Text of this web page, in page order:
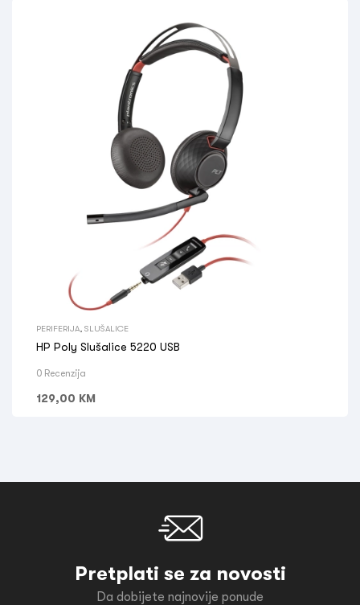
PERIFERIJA SLUŠALICE
HP Poly Slušalice 5220 USB
0 Recenzija
129,00 KM
Pretplati se za novosti
Da dobijete najnovije ponude